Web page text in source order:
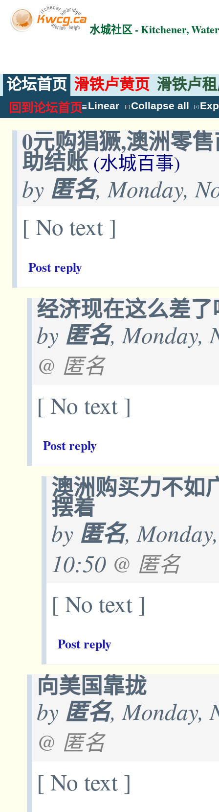
水城社区 - Kitchener,
论坛首页 滑铁卢黄页 滑铁卢
回到论坛首页 Linear Collapse all
0元购猖獗,澳洲零
助结账(水城百事)
by 匿名, Monday,
[ No text ]
Post reply
经济现在这么差
by 匿名, Monday,
@ 匿名
[ No text ]
Post reply
澳洲购买力不如
摆着
by 匿名,
10:50 @ 匿名
[ No text ]
Post reply
向美国靠拢
by 匿名, Monday,
@ 匿名
[ No text ]